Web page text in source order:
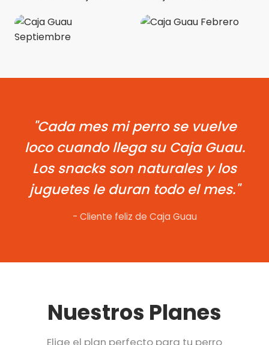
"Cada mes mi perro se vuelve
loco cuando llega su Caja Guau.
Los snacks son naturales y los
juguetes le duran todo el mes."
- Cliente feliz de Caja Guau
Nuestros Planes
Elige el plan perfecto para tu perro